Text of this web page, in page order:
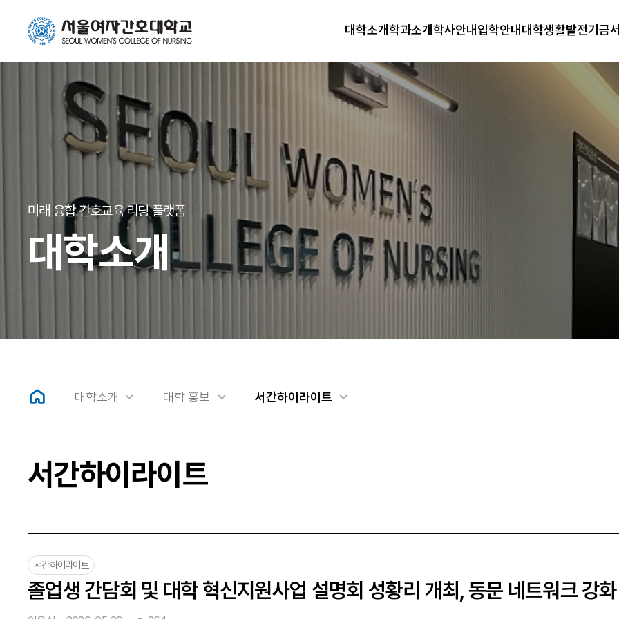
대학소개학과소개학사안내입학안내대학생활발전기금
미래 융합 간호교육 리딩 플랫폼
대학소개
대학소개 대학 홍보 서간하이라이트
서간하이라이트
서간하이라이트
졸업생 간담회 및 대학 혁신지원사업 설명회 성황리 개최, 동문 네트워크 강